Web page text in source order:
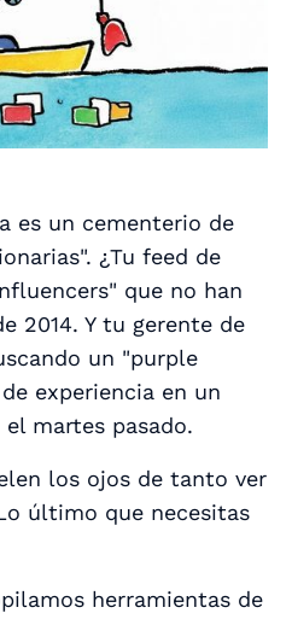
es un cementerio de
¿Tu feed de
que no han
2014. Y tu gerente de
un "purple
experiencia en un
martes pasado.
los ojos de tanto ver
último que necesitas
herramientas de